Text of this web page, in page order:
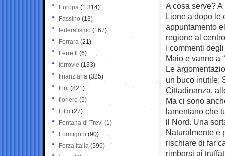
A cosa serve?
Lione a dopo le
appuntamento
regione al
I commenti
Maio e vanno a
Le
un buco inutile;
Cittadinanza,
Ma ci sono
lamentano che
il Nord. Una
Naturalmente è
rischiare di far
rimborsi ai
Europa (1.314)
Fassino (13)
federalismo (167)
Ferrara (21)
Ferretti (6)
ferrovie (133)
finanziaria (325)
Fini (821)
fioriere (5)
Fitto (27)
Fontana di Trevi (1)
Formigoni (90)
Forza Italia (596)